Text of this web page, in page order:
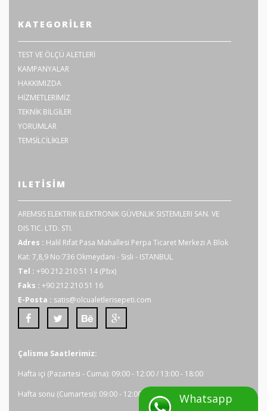
KATEGORILER
TEST VE ÖLÇÜ ALETLERİ
KAMPANYALAR
HAKKIMIZDA
HİZMETLERİMİZ
TEKNİK BİLGİLER
YORUMLAR
TEMSİLCİLİKLER
ILETISIM
AREMSIS ELEKTRIK ELEKTRONIK GÜVENLIK SISTEMLERI SAN. VE
DIS TIC. LTD. STI.
Adres : Halil Rifat Pasa Mahallesi Perpa Ticaret Merkezi A Blok
Kat: 7,8,9 No:736 Okmeydani - Sisli - ISTANBUL
Tel : +90 212 210 51 14 (Pbx)
Faks : +90 212 210 51 16
E-Posta : satis@olcualetlerisepeti.com
Çalisma Saatlerimiz:
Hafta içi (Pazartesi - Cuma): 09:00 - 12:00 / 13:00 - 18:00
Hafta sonu (Cumartesi): 09:00 - 12:00
Whatsapp